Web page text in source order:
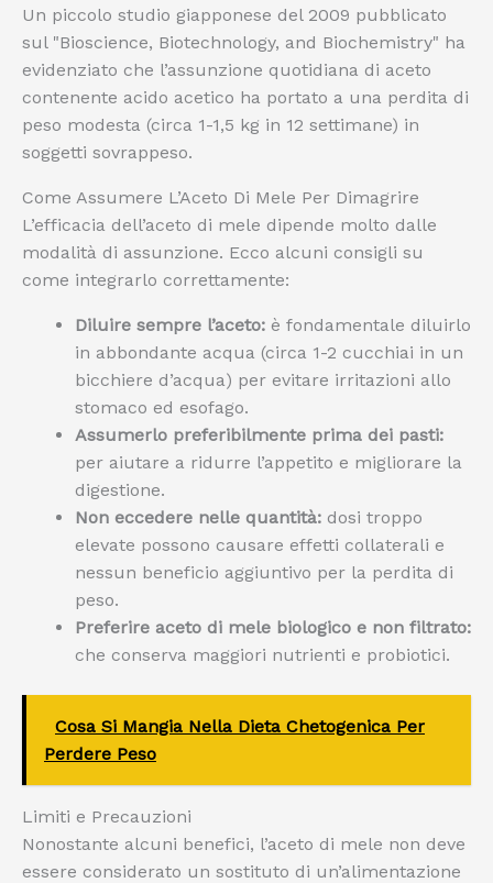
Un piccolo studio giapponese del 2009 pubblicato
sul "Bioscience, Biotechnology, and Biochemistry" ha
evidenziato che l’assunzione quotidiana di aceto
contenente acido acetico ha portato a una perdita di
peso modesta (circa 1-1,5 kg in 12 settimane) in
soggetti sovrappeso.
Come Assumere L’Aceto Di Mele Per Dimagrire
L’efficacia dell’aceto di mele dipende molto dalle
modalità di assunzione. Ecco alcuni consigli su
come integrarlo correttamente:
Diluire sempre l’aceto: è fondamentale diluirlo
in abbondante acqua (circa 1-2 cucchiai in un
bicchiere d’acqua) per evitare irritazioni allo
stomaco ed esofago.
Assumerlo preferibilmente prima dei pasti:
per aiutare a ridurre l’appetito e migliorare la
digestione.
Non eccedere nelle quantità: dosi troppo
elevate possono causare effetti collaterali e
nessun beneficio aggiuntivo per la perdita di
peso.
Preferire aceto di mele biologico e non filtrato:
che conserva maggiori nutrienti e probiotici.
Cosa Si Mangia Nella Dieta Chetogenica Per
Perdere Peso
Limiti e Precauzioni
Nonostante alcuni benefici, l’aceto di mele non deve
essere considerato un sostituto di un’alimentazione